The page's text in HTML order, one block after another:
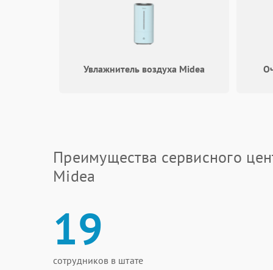
Увлажнитель воздуха Midea
Преимущества сервисного
Midea
19
сотрудников в штате